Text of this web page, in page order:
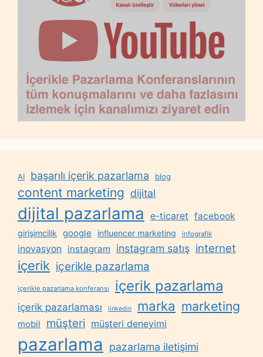
AI başarılı içerik pazarlama blog
content marketing dijital
dijital pazarlama e-ticaret facebook
girişimcilik google influencer marketing infografik
inovasyon instagram instagram satış internet
içerik içerikle pazarlama
içerikle pazarlama konferansı içerik pazarlama
içerik pazarlaması linkedin marka marketing
mobil müşteri müşteri deneyimi
pazarlama
pazarlama iletişimi